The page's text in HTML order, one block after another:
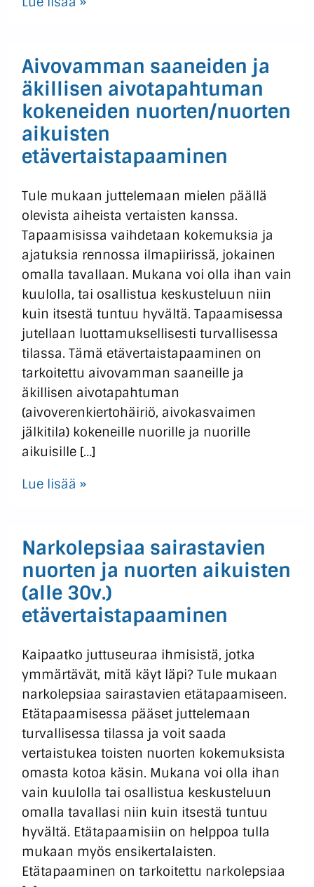
Aivovamman saaneiden ja
äkillisen aivotapahtuman
kokeneiden nuorten/nuorten
aikuisten
etävertaistapaaminen
Tule mukaan juttelemaan mielen päällä
olevista aiheista vertaisten kanssa.
Tapaamisissa vaihdetaan kokemuksia ja
ajatuksia rennossa ilmapiirissä, jokainen
omalla tavallaan. Mukana voi olla ihan vain
kuulolla, tai osallistua keskusteluun niin
kuin itsestä tuntuu hyvältä. Tapaamisessa
jutellaan luottamuksellisesti turvallisessa
tilassa. Tämä etävertaistapaaminen on
tarkoitettu aivovamman saaneille ja
äkillisen aivotapahtuman
(aivoverenkiertohäiriö, aivokasvaimen
jälkitila) kokeneille nuorille ja nuorille
aikuisille […]
Lue lisää »
Narkolepsiaa sairastavien
nuorten ja nuorten aikuisten
(alle 30v.)
etävertaistapaaminen
Kaipaatko juttuseuraa ihmisistä, jotka
ymmärtävät, mitä käyt läpi? Tule mukaan
narkolepsiaa sairastavien etätapaamiseen.
Etätapaamisessa pääset juttelemaan
turvallisessa tilassa ja voit saada
vertaistukea toisten nuorten kokemuksista
omasta kotoa käsin. Mukana voi olla ihan
vain kuulolla tai osallistua keskusteluun
omalla tavallasi niin kuin itsestä tuntuu
hyvältä. Etätapaamisiin on helppoa tulla
mukaan myös ensikertalaisten.
Etätapaaminen on tarkoitettu narkolepsiaa